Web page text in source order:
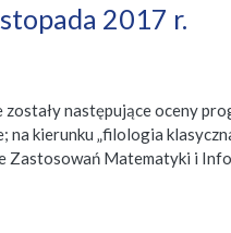
2017 r.
następujące oceny
na kierunku „filologia
Zastosowań Matematyki i